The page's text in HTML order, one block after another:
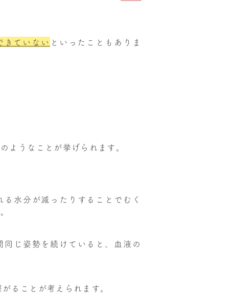
きていない といったこともありま
ようなことが挙げられます。
水分が減ったりすることでむく
同じ姿勢を続けていると、血液の
ることが考えられます。